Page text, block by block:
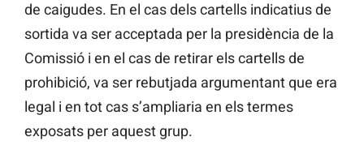
de caigudes. En el cas dels cartells indicatius de
sortida va ser acceptada per la presidència de la
Comissió i en el cas de retirar els cartells de
prohibició, va ser rebutjada argumentant que era
legal i en tot cas s’ampliaria en els termes
exposats per aquest grup.